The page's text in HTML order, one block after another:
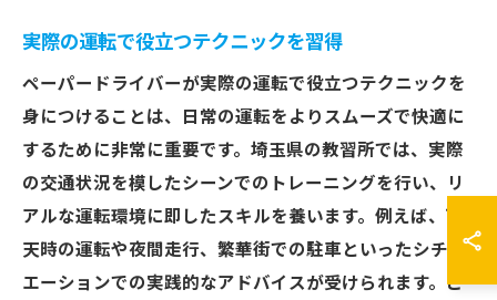
実際の運転で役立つテクニックを習得
ペーパードライバーが実際の運転で役立つテクニックを
身につけることは、日常の運転をよりスムーズで快適に
するために非常に重要です。埼玉県の教習所では、実際
の交通状況を模したシーンでのトレーニングを行い、リ
アルな運転環境に即したスキルを養います。例えば、雨
天時の運転や夜間走行、繁華街での駐車といったシチュ
エーションでの実践的なアドバイスが受けられます。こ